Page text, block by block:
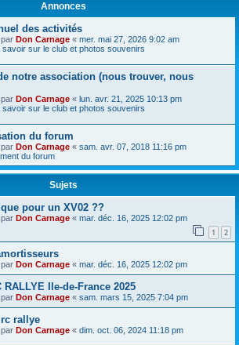
Annonces
des activités
Don Carnage « mer. mai 27, 2026 9:02 am
savoir sur le club et photos souvenirs
notre association (nous trouver, nous
Don Carnage « lun. avr. 21, 2025 10:13 pm
savoir sur le club et photos souvenirs
du forum
Don Carnage « sam. avr. 07, 2018 11:16 pm
du forum
Sujets
pour un XV02 ??
Don Carnage « mar. déc. 16, 2025 12:02 pm
1 2
Don Carnage « mar. déc. 16, 2025 12:02 pm
RALLYE Ile-de-France 2025
Don Carnage « sam. mars 15, 2025 7:04 pm
rallye
Don Carnage « dim. oct. 06, 2024 11:18 pm